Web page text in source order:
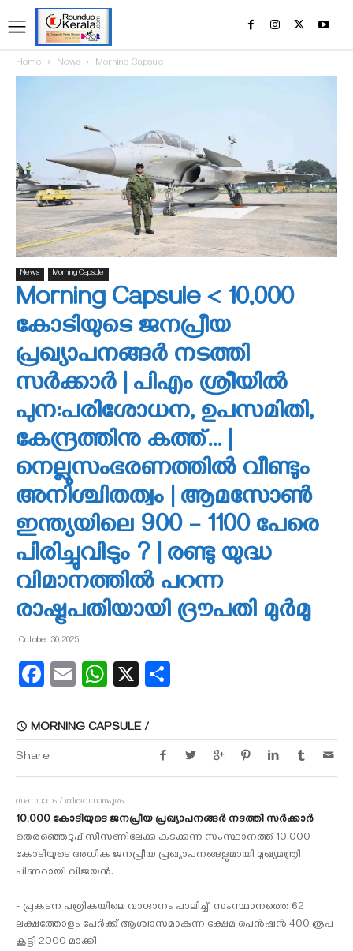
Home News Morning Capsule
News Morning Capsule
Morning Capsule < 10,000
കോടിയുടെ ജനപ്രീയ
പ്രഖ്യാപനങ്ങര്‍ നടത്തി
സര്‍ക്കാര്‍ | പിഎം ശ്രീയില്‍
പുന:പരിശോധന, ഉപസമിതി,
കേന്ദ്രത്തിനു കത്ത്… |
നെല്ലുസംഭരണത്തില്‍ വീണ്ടും
അനിശ്ചിതത്വം | ആമസോണ്‍
ഇന്ത്യയിലെ 900 – 1100 പേരെ
പിരിച്ചുവിടും ? | രണ്ടു യുദ്ധ
വിമാനത്തില്‍ പറന്ന
രാഷ്ട്രപതിയായി ദ്രൗപതി മുര്‍മു
October 30, 2025
Facebook
EmailWhatsApp
X
MORNING CAPSULE /
Share
സംസ്ഥാനം / തിരുവനന്തപുരം
10,000 കോടിയുടെ ജനപ്രീയ പ്രഖ്യാപനങ്ങര്‍ നടത്തി സര്‍ക്കാര്‍
തെരഞ്ഞെടുപ്പ് സീസണിലേക്കു കടക്കുന്ന സംസ്ഥാനത്ത് 10,000
കോടിയുടെ അധിക ജനപ്രീയ പ്രഖ്യാപനങ്ങളുമായി മുഖ്യമന്ത്രി
പിണറായി വിജയന്‍.
- പ്രകടന പത്രികയിലെ വാഗ്ദാനം പാലിച്ച്, സംസ്ഥാനത്തെ 62
ലക്ഷത്തോളം പേര്‍ക്ക് ആശ്വാസമാകുന്ന ക്ഷേമ പെന്‍ഷന്‍ 400 രൂപ
കൂട്ടി 2000 മാക്കി.